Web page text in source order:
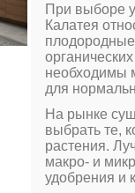
При выборе
Калатея
необходимы
для
На рынке
выбрать те,
растения.
макро- и
удобрения и